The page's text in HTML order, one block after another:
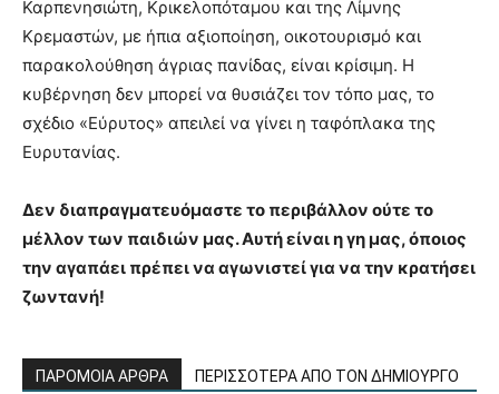
Καρπενησιώτη, Κρικελοπόταμου και της Λίμνης
Κρεμαστών, με ήπια αξιοποίηση, οικοτουρισμό και
παρακολούθηση άγριας πανίδας, είναι κρίσιμη. Η
κυβέρνηση δεν μπορεί να θυσιάζει τον τόπο μας, το
σχέδιο «Εύρυτος» απειλεί να γίνει η ταφόπλακα της
Ευρυτανίας.
Δεν διαπραγματευόμαστε το περιβάλλον ούτε το
μέλλον των παιδιών μας. Αυτή είναι η γη μας, όποιος
την αγαπάει πρέπει να αγωνιστεί για να την κρατήσει
ζωντανή!
ΠΑΡΟΜΟΙΑ ΑΡΘΡΑ ΠΕΡΙΣΣΟΤΕΡΑ ΑΠΟ ΤΟΝ ΔΗΜΙΟΥΡΓΟ